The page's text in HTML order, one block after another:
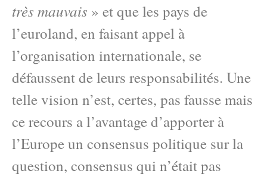
très mauvais » et que les pays de
l’euroland, en faisant appel à
l’organisation internationale, se
défaussent de leurs responsabilités. Une
telle vision n’est, certes, pas fausse mais
ce recours a l’avantage d’apporter à
l’Europe un consensus politique sur la
question, consensus qui n’était pas